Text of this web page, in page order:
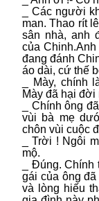
_ Các người
man. Thao rít
sân nhà, anh
của
đang đánh
áo dài, cứ thế
_ Mày, chính
Mày đã hại đời
_ Chính ông
vùi bà mẹ
chôn vùi cuộc
_ Trời ! Ngôi
mộ.
_ Đúng.
gái của ông
và lòng hiếu